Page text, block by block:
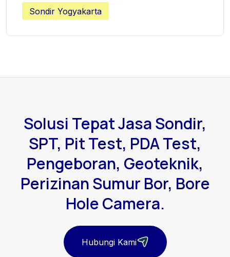
Sondir Yogyakarta
Solusi Tepat Jasa Sondir,
SPT, Pit Test, PDA Test,
Pengeboran, Geoteknik,
Perizinan Sumur Bor, Bore
Hole Camera.
Hubungi Kami